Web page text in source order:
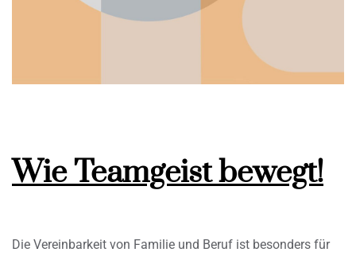
Wie Teamgeist bewegt!
Die Vereinbarkeit von Familie und Beruf ist besonders für